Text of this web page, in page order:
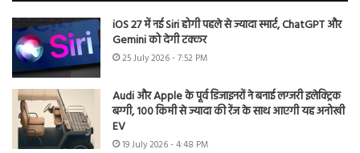
iOS 27 में नई Siri होगी पहले से ज्यादा स्मार्ट, ChatGPT और
Gemini को देगी टक्कर
25 July 2026 - 7:52 PM
Audi और Apple के पूर्व डिजाइनरों ने बनाई लग्जरी इलेक्ट्रिक
बग्गी, 100 किमी से ज्यादा की रेंज के साथ आएगी यह अनोखी
EV
19 July 2026 - 4:48 PM